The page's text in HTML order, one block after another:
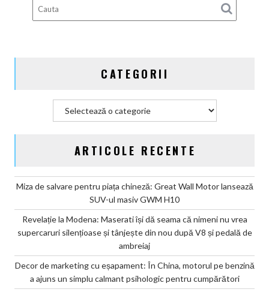
CATEGORII
ARTICOLE RECENTE
Miza de salvare pentru piața chineză: Great Wall Motor lansează
SUV-ul masiv GWM H10
Revelație la Modena: Maserati își dă seama că nimeni nu vrea
supercaruri silențioase și tânjește din nou după V8 și pedală de
ambreiaj
Decor de marketing cu eșapament: În China, motorul pe benzină
a ajuns un simplu calmant psihologic pentru cumpărători